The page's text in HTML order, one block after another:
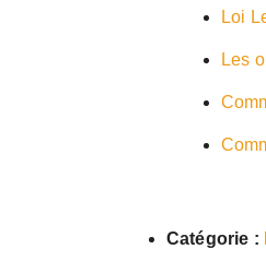
Loi
Les
Catégorie :